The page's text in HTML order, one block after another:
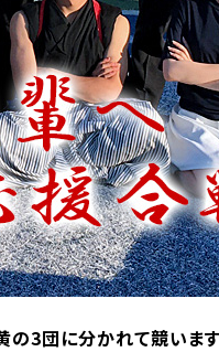
の3団に分かれて競いま